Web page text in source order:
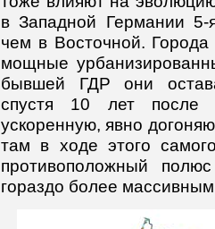
в Западной Германии
чем в Восточной.
мощные
бывшей ГДР они
спустя 10 лет после
ускоренную, явно
там в ходе этого
противоположный
гораздо более